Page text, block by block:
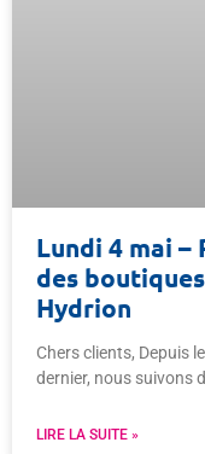
Lundi 4 mai
des
Hydrion
Chers clients, Depuis
dernier, nous suivons
LIRE LA SUITE »